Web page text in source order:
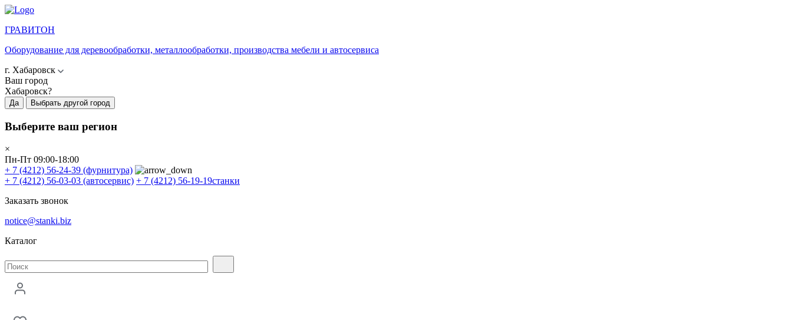
ГРАВИТОН
Оборудование для деревообработки, металлообработки, производства мебели и автосервиса
г. Хабаровск
Ваш город
Хабаровск?
Да Выбрать другой город
Выберите ваш регион
×
Пн-Пт 09:00-18:00
+ 7 (4212) 56-24-39 (фурнитура)
+ 7 (4212) 56-03-03 (автосервис) + 7 (4212) 56-19-19станки
Заказать звонок
notice@stanki.biz
Каталог